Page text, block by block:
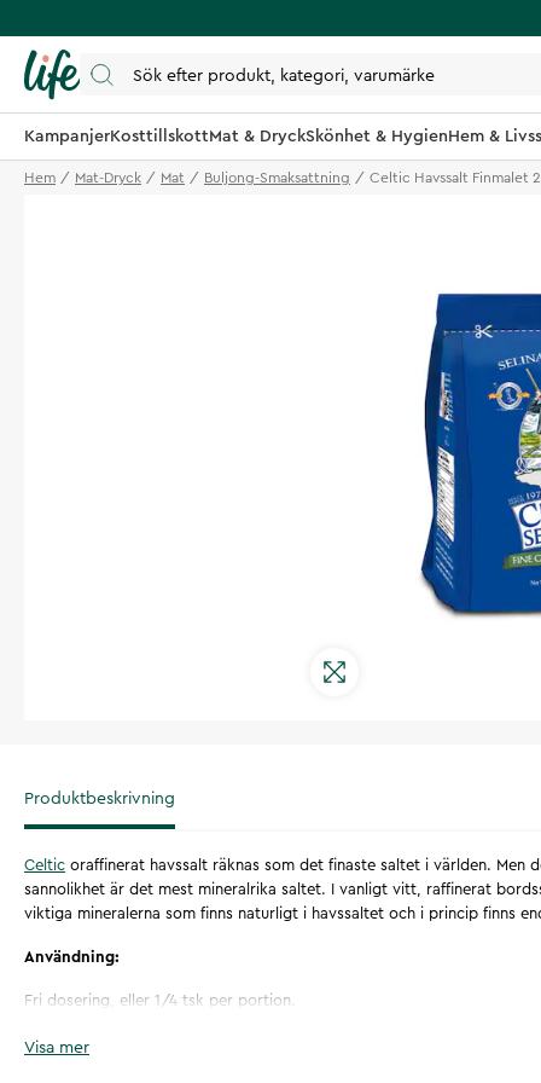
KampanjerKosttillskottMat & DryckSkönhet & HygienHem &
Hem Mat-Dryck Mat Buljong-Smaksattning Celtic Havssalt Finmalet
Produktbeskrivning
Celtic oraffinerat havssalt räknas som det finaste saltet i världen.
sannolikhet är det mest mineralrika saltet. I vanligt vitt, raffinerat
viktiga mineralerna som finns naturligt i havssaltet och i princip finns
Användning:
Fri dosering, eller 1/4 tsk per portion.
Ingredienser:
Visa mer